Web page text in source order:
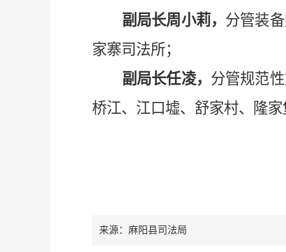
副局长周小莉， 分管装
家寨司法所；
副局长任凌， 分管规范
桥江、江口墟、舒家村、隆家
来源：麻阳县司法局